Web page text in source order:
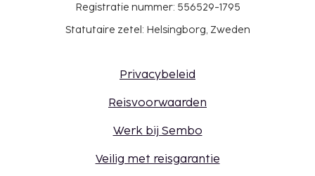
Registratie nummer: 556529-1795
Statutaire zetel: Helsingborg, Zweden
Privacybeleid
Reisvoorwaarden
Werk bij Sembo
Veilig met reisgarantie